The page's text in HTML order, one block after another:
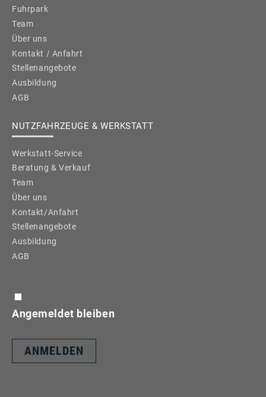
Fuhrpark
Team
Über uns
Kontakt / Anfahrt
Stellenangebote
Ausbildung
AGB
NUTZFAHRZEUGE & WERKSTATT
Werkstatt-Service
Beratung & Verkauf
Team
Über uns
Kontakt/Anfahrt
Stellenangebote
Ausbildung
AGB
Angemeldet bleiben